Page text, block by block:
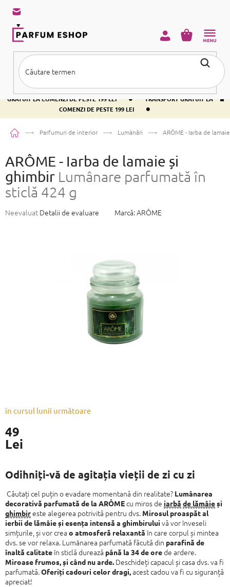
conținut
TRANSPORT GRATUIT LA COMENZI DE PESTE 199 LEI •
TRANSPORT
GRATUIT LA COMENZI DE PESTE 199 LEI
•
TRANSPORT GRATUIT LA
COMENZI DE PESTE 199 LEI
•
COŞ
Acasă Parfumuri de interior Lumânări ARÔME - Iarba de
ARÔME - Iarba de lamaie și
ghimbir Lumânare parfumată în
sticlă 424 g
Evaluarea
Neevaluat Detalii de evaluare Marcă:ARÔME
49
Lei
în cursul lunii următoare
Odihniți-vă de agitația vieții de zi cu zi
Căutați cel puțin o evadare momentană din realitate? Lumânarea
decorativă parfumată de la ARÔMEcu miros de iarbă de lămâieși
ghimbireste alegerea potrivită pentru dvs. Mirosul proaspăt al
ierbii de lămâie și esența intensă a ghimbirului vă vor înveseli
simțurile, și vor crea o atmosferă relaxantă în care corpul și mintea
dvs. se vor relaxa. Lumânarea parfumată făcută din parafină de
înaltă calitateîn sticlă durează până la 34 de orede ardere.
Miroase frumos, și când nu arde. Deschideți capacul și casa dvs. va fi
parfumată.Oferiți cadouri celor dragi,acest cadou va fi cu siguranță
apreciat!